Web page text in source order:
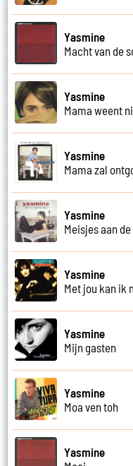
Yasmine
Macht van de
Yasmine
Mama weent
Yasmine
Mama zal
Yasmine
Meisjes aan
Yasmine
Met jou kan ik
Yasmine
Mijn gasten
Yasmine
Moa ven toh
Yasmine